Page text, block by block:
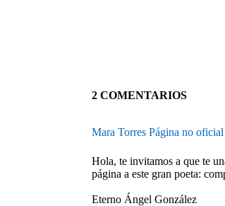
2 COMENTARIOS
Mara Torres Página no oficial
Hola, te invitamos a que te
página a este gran poeta:
Eterno Ángel González